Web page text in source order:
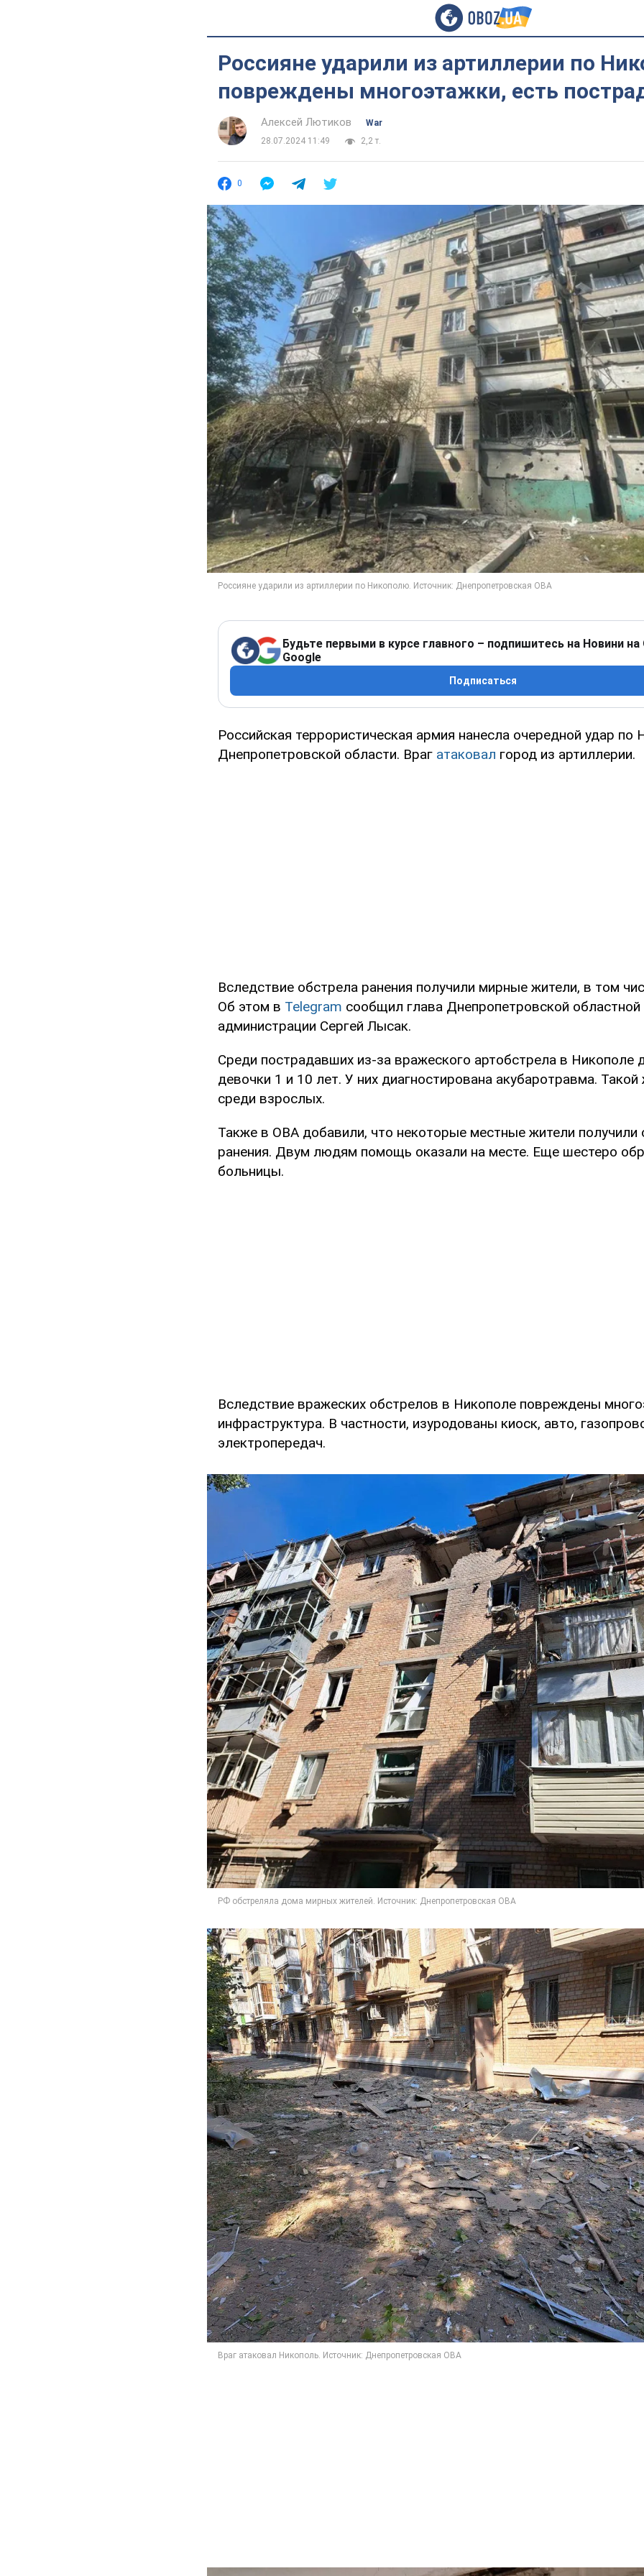
Россияне ударили из артиллерии по
повреждены многоэтажки, есть
Алексей Лютиков
War
28.07.2024 11:49
2,2 т.
0
Будьте первыми в курсе главного – подпишитесь на Новини на
Google
Подписаться
Российская террористическая армия нанесла очередной удар по
Днепропетровской области. Враг атаковал город из артиллерии.
Вследствие обстрела ранения получили мирные жители, в том
Об этом в Telegram сообщил глава Днепропетровской областной
администрации Сергей Лысак.
Среди пострадавших из-за вражеского артобстрела в Никополе
девочки 1 и 10 лет. У них диагностирована акубаротравма. Такой
среди взрослых.
Также в ОВА добавили, что некоторые местные жители получили
ранения. Двум людям помощь оказали на месте. Еще шестеро
больницы.
Вследствие вражеских обстрелов в Никополе повреждены
инфраструктура. В частности, изуродованы киоск, авто,
электропередач.